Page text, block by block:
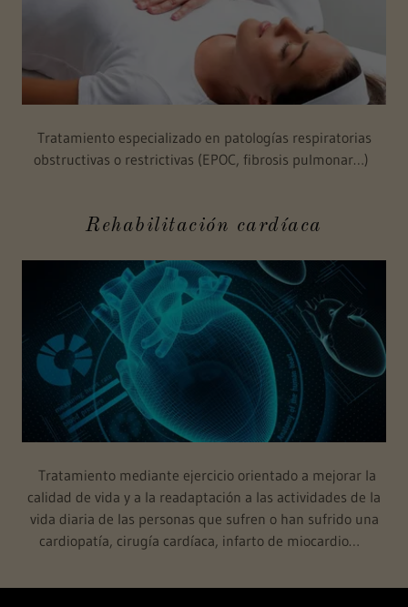
Tratamiento especializado en patologías respiratorias
obstructivas o restrictivas (EPOC, fibrosis pulmonar…)
Rehabilitación cardíaca
Tratamiento mediante ejercicio orientado a mejorar la
calidad de vida y a la readaptación a las actividades de la
vida diaria de las personas que sufren o han sufrido una
cardiopatía, cirugía cardíaca, infarto de miocardio…